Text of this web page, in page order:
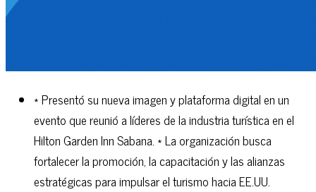
* Presentó su nueva imagen y plataforma digital en un
evento que reunió a líderes de la industria turística en el
Hilton Garden Inn Sabana. * La organización busca
fortalecer la promoción, la capacitación y las alianzas
estratégicas para impulsar el turismo hacia EE.UU.